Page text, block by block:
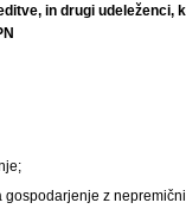
in drugi udeleženci,
gospodarjenje z